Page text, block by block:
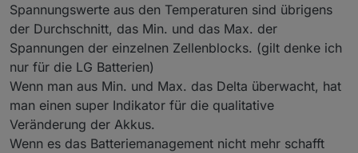
Modus angewählt.
Morgen werde ich dann das Laden der Batterie, wenn
ich ausreichend PV Leistung habe, versuchen zu
steuern.
Spannungswerte aus den Temperaturen sind übrigens
der Durchschnitt, das Min. und das Max. der
Spannungen der einzelnen Zellenblocks. (gilt denke ich
nur für die LG Batterien)
Wenn man aus Min. und Max. das Delta überwacht, hat
man einen super Indikator für die qualitative
Veränderung der Akkus.
Wenn es das Batteriemanagement nicht mehr schafft